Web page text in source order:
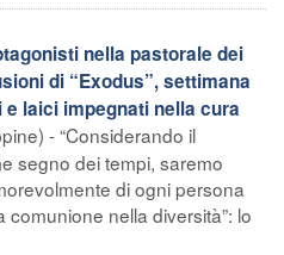
nella pastorale dei
di “Exodus”, settimana
laici impegnati nella cura
- “Considerando il
segno dei tempi, saremo
di ogni persona
nella diversità”: lo